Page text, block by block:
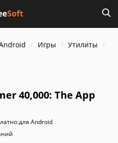
Игры
Утилиты
40,000: The App
для Android